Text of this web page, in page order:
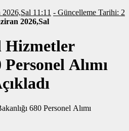
2026,Sal 11:11 - Güncelleme Tarihi: 2
2026,Sal
Hizmetler
Personel Alımı